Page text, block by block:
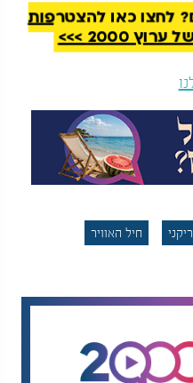
פעולה בין-מפלגתי
לאישור, במיוחד לאור
טראמפ מול איראן מאז
ימים ספורים לפני
ראש הממשלה בנימין
ייתכן מאוד שדווקא
תידון האפשרות
הראשונה בעולם,
ה־
לחצו כאן להצטרפות
2000 >>>
חיל האוויר